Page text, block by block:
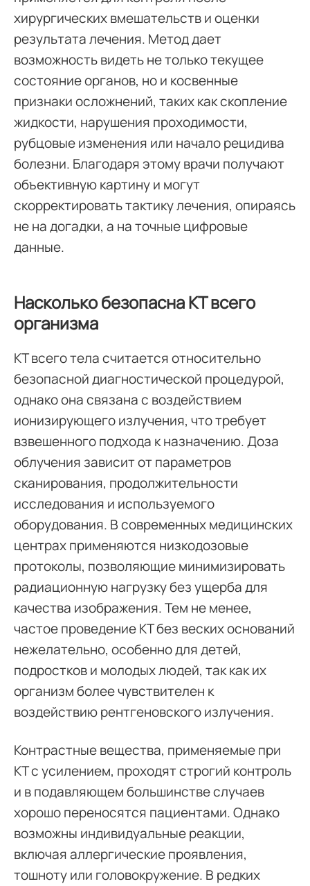
хирургических вмешательств и оценки
результата лечения. Метод дает
возможность видеть не только текущее
состояние органов, но и косвенные
признаки осложнений, таких как скопление
жидкости, нарушения проходимости,
рубцовые изменения или начало рецидива
болезни. Благодаря этому врачи получают
объективную картину и могут
скорректировать тактику лечения, опираясь
не на догадки, а на точные цифровые
данные.
Насколько безопасна КТ всего
организма
КТ всего тела считается относительно
безопасной диагностической процедурой,
однако она связана с воздействием
ионизирующего излучения, что требует
взвешенного подхода к назначению. Доза
облучения зависит от параметров
сканирования, продолжительности
исследования и используемого
оборудования. В современных медицинских
центрах применяются низкодозовые
протоколы, позволяющие минимизировать
радиационную нагрузку без ущерба для
качества изображения. Тем не менее,
частое проведение КТ без веских оснований
нежелательно, особенно для детей,
подростков и молодых людей, так как их
организм более чувствителен к
воздействию рентгеновского излучения.
Контрастные вещества, применяемые при
КТ с усилением, проходят строгий контроль
и в подавляющем большинстве случаев
хорошо переносятся пациентами. Однако
возможны индивидуальные реакции,
включая аллергические проявления,
тошноту или головокружение. В редких